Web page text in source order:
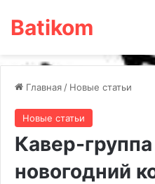
Batikom
Главная / Новые статьи
Новые статьи
Кавер-
новогодний